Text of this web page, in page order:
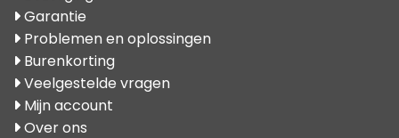
Garantie
Problemen en oplossingen
Burenkorting
Veelgestelde vragen
Mijn account
Over ons